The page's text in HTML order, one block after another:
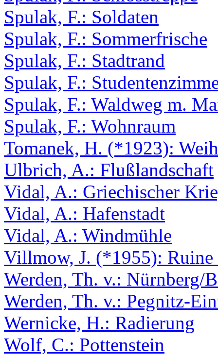
Spulak, F.: Soldaten
Spulak, F.: Sommerfrische
Spulak, F.: Stadtrand
Spulak, F.:
Spulak, F.: Waldweg m.
Spulak, F.: Wohnraum
Tomanek, H. (*1923):
Ulbrich, A.: Flußlandschaft
Vidal, A.: Griechischer
Vidal, A.: Hafenstadt
Vidal, A.: Windmühle
Villmow, J. (*1955):
Werden, Th. v.: Nürnberg/
Werden, Th. v.: Pegnitz-
Wernicke, H.: Radierung
Wolf, C.: Pottenstein